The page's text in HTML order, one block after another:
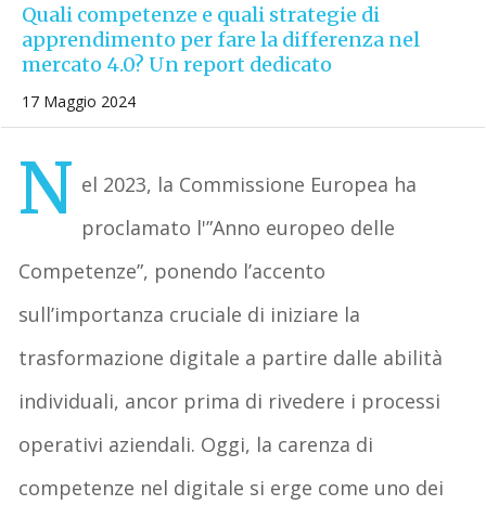
Quali competenze e quali strategie di
apprendimento per fare la differenza nel
mercato 4.0? Un report dedicato
17 Maggio 2024
N el 2023, la Commissione Europea ha
proclamato l'”Anno europeo delle
Competenze”, ponendo l’accento
sull’importanza cruciale di iniziare la
trasformazione digitale a partire dalle abilità
individuali, ancor prima di rivedere i processi
operativi aziendali. Oggi, la carenza di
competenze nel digitale si erge come uno dei